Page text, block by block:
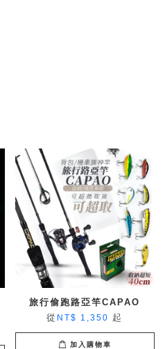
旅行偷跑路亞竿CAPAO
從 NT$ 1,350 起
加入購物車